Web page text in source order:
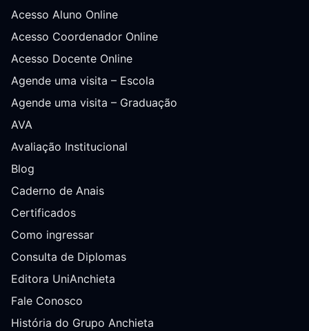
Acesso Aluno Online
Acesso Coordenador Online
Acesso Docente Online
Agende uma visita – Escola
Agende uma visita – Graduação
AVA
Avaliação Institucional
Blog
Caderno de Anais
Certificados
Como ingressar
Consulta de Diplomas
Editora UniAnchieta
Fale Conosco
História do Grupo Anchieta